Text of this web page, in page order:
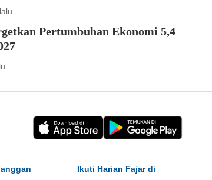
Pertumbuhan Ekonomi 5,4
Ikuti Harian Fajar di